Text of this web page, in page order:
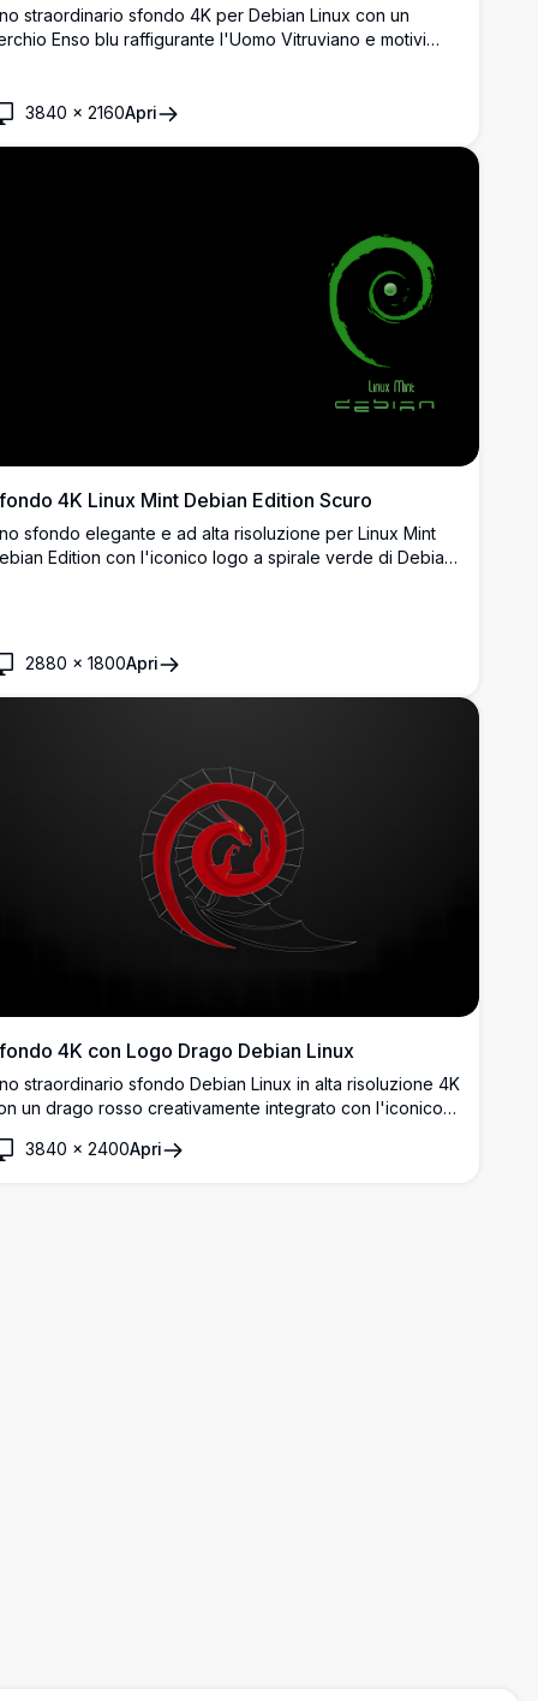
straordinario sfondo 4K per Debian Linux con un
Enso blu raffigurante l'Uomo Vitruviano e motivi
3840 × 2160Apri
4K Linux Mint Debian Edition Scuro
sfondo elegante e ad alta risoluzione per Linux Mint
Edition con l'iconico logo a spirale verde di Debian
2880 × 1800Apri
4K con Logo Drago Debian Linux
straordinario sfondo Debian Linux in alta risoluzione 4K
un drago rosso creativamente integrato con l'iconico
gli appassionati di Linux e gli sviluppatori.
3840 × 2400Apri